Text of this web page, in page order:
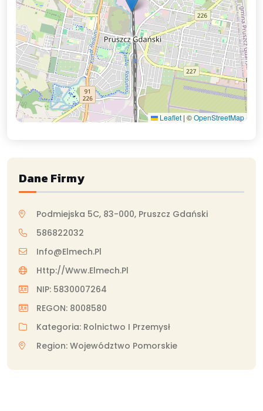
Leaflet | ©OpenStreetMap
Dane Firmy
Podmiejska 5C, 83-000, Pruszcz Gdański
586822032
Info@elmech.pl
Http://www.elmech.pl
NIP: 5830007264
REGON: 8008580
Kategoria: Rolnictwo I Przemysł
Region: Województwo Pomorskie